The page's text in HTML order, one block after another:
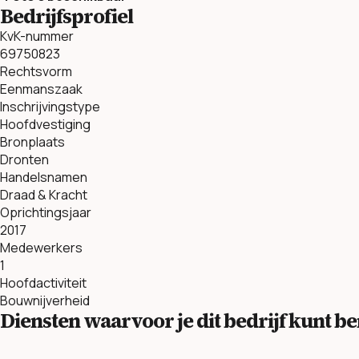
Bedrijfsprofiel
KvK-nummer
69750823
Rechtsvorm
Eenmanszaak
Inschrijvingstype
Hoofdvestiging
Bronplaats
Dronten
Handelsnamen
Draad & Kracht
Oprichtingsjaar
2017
Medewerkers
1
Hoofdactiviteit
Bouwnijverheid
Diensten waarvoor je dit bedrijf kunt